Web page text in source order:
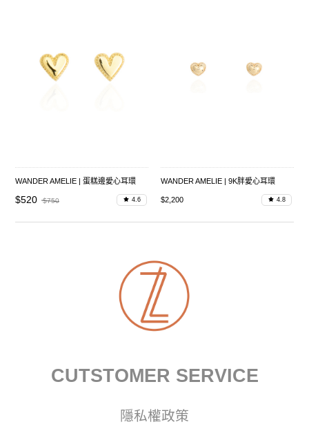
WANDER AMELIE | 蛋糕邊愛心耳環
$520 $750 4.6
WANDER AMELIE | 9K胖愛心耳環
$2,200 4.8
CUTSTOMER SERVICE
隱私權政策